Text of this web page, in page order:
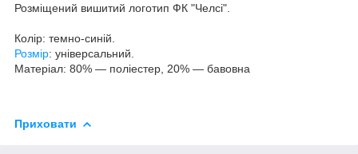
Розміщений вишитий логотип ФК "Челсі".
Колір: темно-синій.
Розмір: універсальний.
Матеріал: 80% — поліестер, 20% — бавовна
Приховати